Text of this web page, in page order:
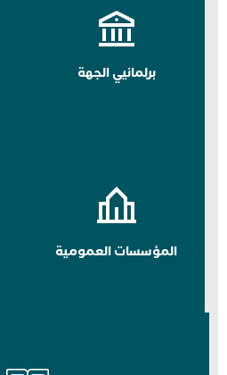
برلمانيي الجهة
المؤسسات العمومية